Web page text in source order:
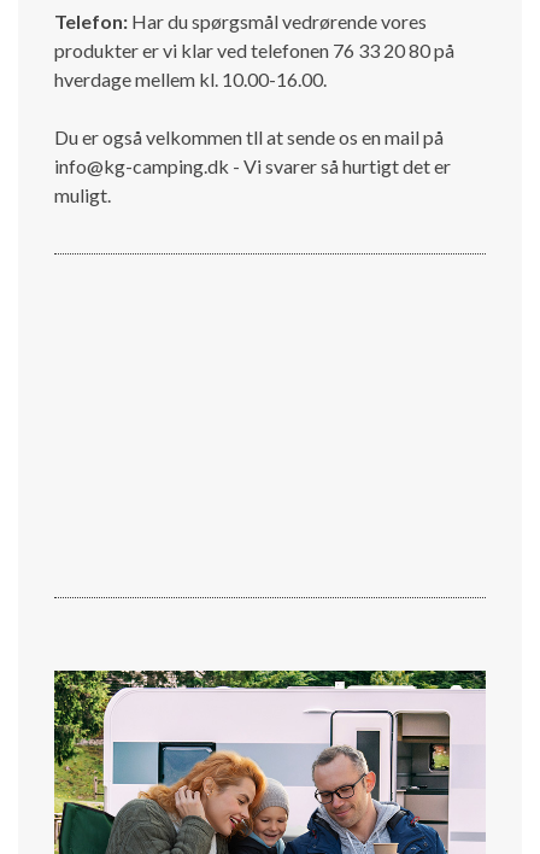
Telefon: Har du spørgsmål vedrørende vores
produkter er vi klar ved telefonen 76 33 20 80 på
hverdage mellem kl. 10.00-16.00.
Du er også velkommen tll at sende os en mail på
info@kg-camping.dk - Vi svarer så hurtigt det er
muligt.